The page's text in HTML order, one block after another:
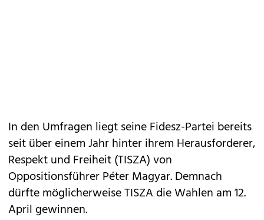
In den Umfragen liegt seine Fidesz-Partei bereits
seit über einem Jahr hinter ihrem Herausforderer,
Respekt und Freiheit (TISZA) von
Oppositionsführer Péter Magyar. Demnach
dürfte möglicherweise TISZA die Wahlen am 12.
April gewinnen.